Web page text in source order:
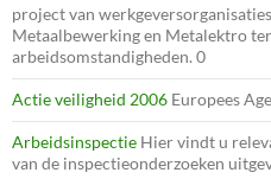
project van
Metaalbewerking en Metalektro
arbeidsomstandigheden. 0
Actie veiligheid 2006 Europees
Arbeidsinspectie Hier vindt u
van de inspectieonderzoeken